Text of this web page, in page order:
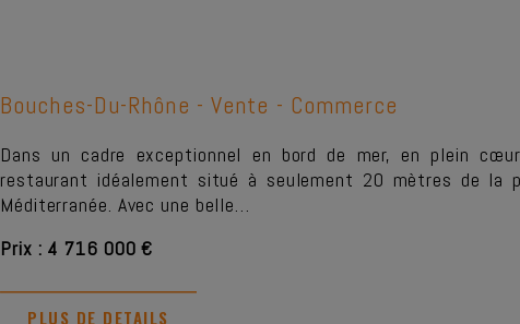
Bouches-Du-Rhône - Vente - Commerce
Dans un cadre exceptionnel en bord de mer, en plein
restaurant idéalement situé à seulement 20 mètres de la
Méditerranée. Avec une belle…
Prix : 4 716 000 €
PLUS DE DETAILS